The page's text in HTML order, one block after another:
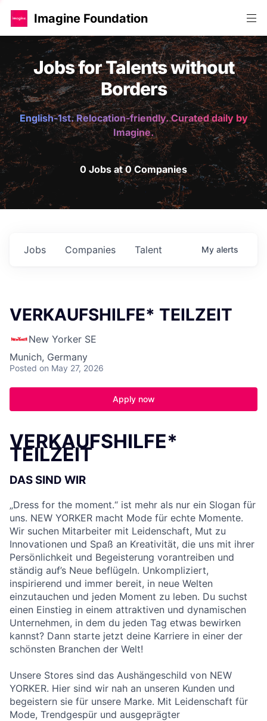
Imagine Foundation
Jobs for Talents without
Borders
English-1st. Relocation-friendly. Curated daily by
Imagine.
0 Jobs at 0 Companies
Jobs Companies Talent My alerts
VERKAUFSHILFE* TEILZEIT
New Yorker SE
Munich, Germany
Posted on May 27, 2026
Apply now
VERKAUFSHILFE*
TEILZEIT
DAS SIND WIR
„Dress for the moment.“ ist mehr als nur ein Slogan für
uns. NEW YORKER macht Mode für echte Momente.
Wir suchen Mitarbeiter mit Leidenschaft, Mut zu
Innovationen und Spaß an Kreativität, die uns mit ihrer
Persönlichkeit und Begeisterung vorantreiben und
ständig auf’s Neue beflügeln. Unkompliziert,
inspirierend und immer bereit, in neue Welten
einzutauchen und jeden Moment zu leben. Du suchst
einen Einstieg in einem attraktiven und dynamischen
Unternehmen, in dem du jeden Tag etwas bewirken
kannst? Dann starte jetzt deine Karriere in einer der
schönsten Branchen der Welt!
Unsere Stores sind das Aushängeschild von NEW
YORKER. Hier sind wir nah an unseren Kunden und
begeistern sie für unsere Marke. Mit Leidenschaft für
Mode, Trendgespür und ausgeprägter